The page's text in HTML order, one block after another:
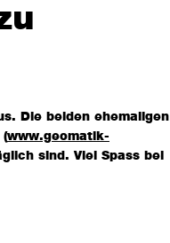
Die beiden ehemaligen
(www.geomatik-
sind. Viel Spass bei